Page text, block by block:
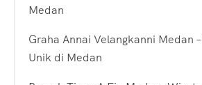
Medan
Graha Annai Velangkanni Medan
Unik di Medan